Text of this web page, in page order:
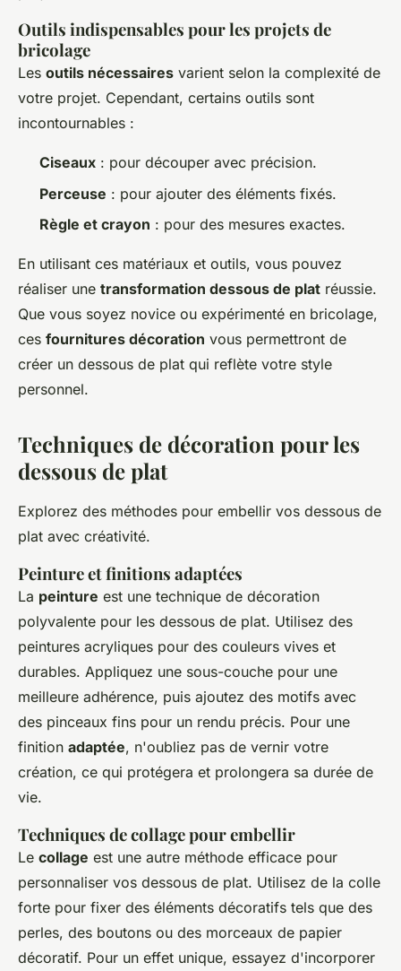
Outils indispensables pour les projets de
bricolage
Les outils nécessaires varient selon la complexité de
votre projet. Cependant, certains outils sont
incontournables :
Ciseaux : pour découper avec précision.
Perceuse : pour ajouter des éléments fixés.
Règle et crayon : pour des mesures exactes.
En utilisant ces matériaux et outils, vous pouvez
réaliser une transformation dessous de plat réussie.
Que vous soyez novice ou expérimenté en bricolage,
ces fournitures décoration vous permettront de
créer un dessous de plat qui reflète votre style
personnel.
Techniques de décoration pour les
dessous de plat
Explorez des méthodes pour embellir vos dessous de
plat avec créativité.
Peinture et finitions adaptées
La peinture est une technique de décoration
polyvalente pour les dessous de plat. Utilisez des
peintures acryliques pour des couleurs vives et
durables. Appliquez une sous-couche pour une
meilleure adhérence, puis ajoutez des motifs avec
des pinceaux fins pour un rendu précis. Pour une
finition adaptée, n'oubliez pas de vernir votre
création, ce qui protégera et prolongera sa durée de
vie.
Techniques de collage pour embellir
Le collage est une autre méthode efficace pour
personnaliser vos dessous de plat. Utilisez de la colle
forte pour fixer des éléments décoratifs tels que des
perles, des boutons ou des morceaux de papier
décoratif. Pour un effet unique, essayez d'incorporer